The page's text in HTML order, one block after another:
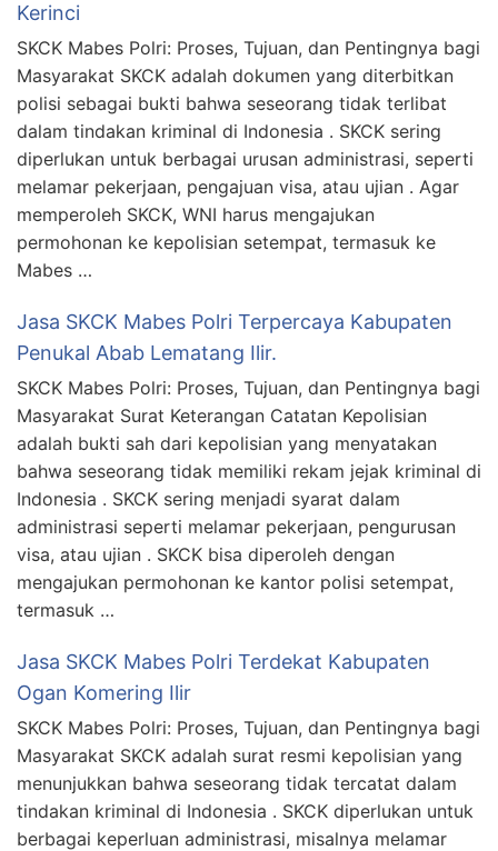
Kerinci
SKCK Mabes Polri: Proses, Tujuan, dan Pentingnya bagi
Masyarakat SKCK adalah dokumen yang diterbitkan
polisi sebagai bukti bahwa seseorang tidak terlibat
dalam tindakan kriminal di Indonesia . SKCK sering
diperlukan untuk berbagai urusan administrasi, seperti
melamar pekerjaan, pengajuan visa, atau ujian . Agar
memperoleh SKCK, WNI harus mengajukan
permohonan ke kepolisian setempat, termasuk ke
Mabes …
Jasa SKCK Mabes Polri Terpercaya Kabupaten
Penukal Abab Lematang Ilir.
SKCK Mabes Polri: Proses, Tujuan, dan Pentingnya bagi
Masyarakat Surat Keterangan Catatan Kepolisian
adalah bukti sah dari kepolisian yang menyatakan
bahwa seseorang tidak memiliki rekam jejak kriminal di
Indonesia . SKCK sering menjadi syarat dalam
administrasi seperti melamar pekerjaan, pengurusan
visa, atau ujian . SKCK bisa diperoleh dengan
mengajukan permohonan ke kantor polisi setempat,
termasuk …
Jasa SKCK Mabes Polri Terdekat Kabupaten
Ogan Komering Ilir
SKCK Mabes Polri: Proses, Tujuan, dan Pentingnya bagi
Masyarakat SKCK adalah surat resmi kepolisian yang
menunjukkan bahwa seseorang tidak tercatat dalam
tindakan kriminal di Indonesia . SKCK diperlukan untuk
berbagai keperluan administrasi, misalnya melamar